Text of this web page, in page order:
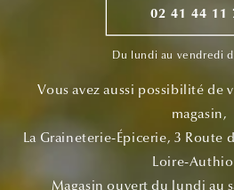
02 41 44 11
Du lundi au vendredi
Vous avez aussi possibilité de
magasin,
La Graineterie-Épicerie, 3 Route
Loire-
Magasin ouvert du lundi au